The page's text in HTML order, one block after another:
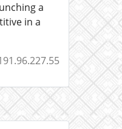
a
in a